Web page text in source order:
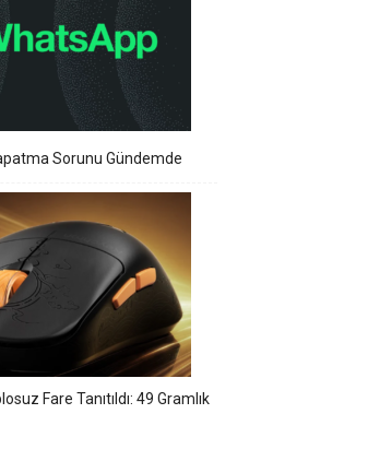
Sorunu Gündemde
Fare Tanıtıldı: 49 Gramlık